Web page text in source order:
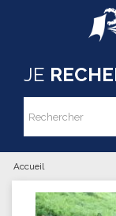
Aller au contenu principal
JE
Rechercher
Vous
Accueil